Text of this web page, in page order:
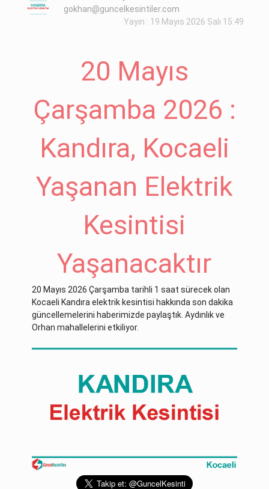
gokhan@guncelkesintiler.com
Yayın : 19 Mayıs 2026 Salı 15:49
20 Mayıs
Çarşamba 2026 :
Kandıra, Kocaeli
Yaşanan Elektrik
Kesintisi
Yaşanacaktır
20 Mayıs 2026 Çarşamba tarihli 1 saat sürecek olan
Kocaeli Kandıra elektrik kesintisi hakkında son dakika
güncellemelerini haberimizde paylaştık. Aydınlık ve
Orhan mahallelerini etkiliyor.